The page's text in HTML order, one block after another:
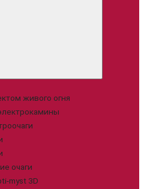
живого огня
очаги
myst 3D